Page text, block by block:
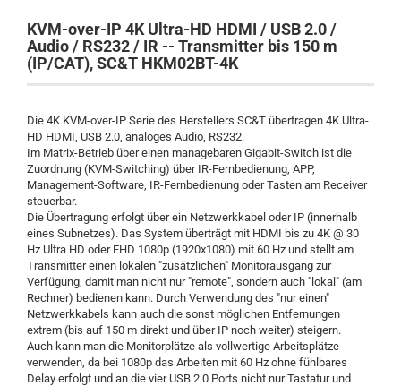
KVM-over-IP 4KUltra-HD HDMI / USB 2.0 /
Audio / RS232 / IR -- Transmitter bis 150 m
(IP/CAT), SC&T HKM02BT-4K
Die 4K KVM-over-IP Serie des Herstellers SC&T übertragen 4K Ultra-
HD HDMI, USB 2.0, analoges Audio, RS232.
Im Matrix-Betrieb über einen managebaren Gigabit-Switch ist die
Zuordnung (KVM-Switching) über IR-Fernbedienung, APP,
Management-Software, IR-Fernbedienung oder Tasten am Receiver
steuerbar.
Die Übertragung erfolgt über ein Netzwerkkabel oder IP (innerhalb
eines Subnetzes). Das System überträgt mit HDMI bis zu 4K @ 30
Hz Ultra HD oder FHD 1080p (1920x1080) mit 60 Hz und stellt am
Transmitter einen lokalen "zusätzlichen" Monitorausgang zur
Verfügung, damit man nicht nur "remote", sondern auch "lokal" (am
Rechner) bedienen kann. Durch Verwendung des "nur einen"
Netzwerkkabels kann auch die sonst möglichen Entfernungen
extrem (bis auf 150 m direkt und über IP noch weiter) steigern.
Auch kann man die Monitorplätze als vollwertige Arbeitsplätze
verwenden, da bei 1080p das Arbeiten mit 60 Hz ohne fühlbares
Delay erfolgt und an die vier USB 2.0 Ports nicht nur Tastatur und